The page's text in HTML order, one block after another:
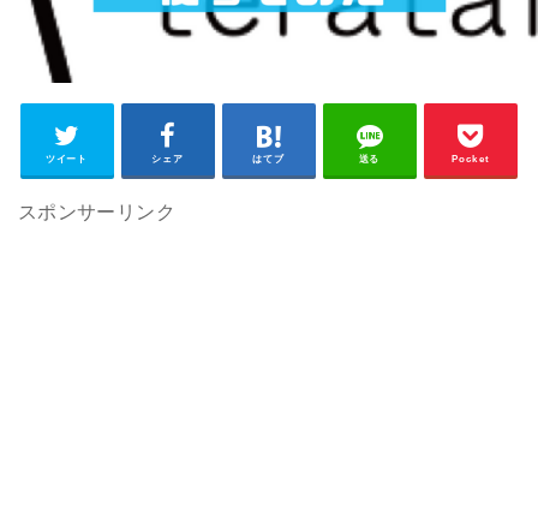
ツイート シェア はてブ 送る Pocket
スポンサーリンク